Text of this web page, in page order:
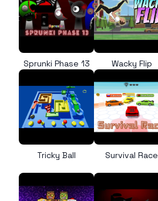
Sprunki Phase 13 Wacky Flip
Tricky Ball Survival Race